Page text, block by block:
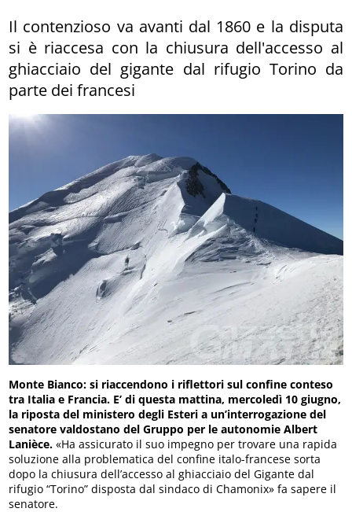
Il contenzioso va avanti dal 1860 e la disputa
si è riaccesa con la chiusura dell'accesso al
ghiacciaio del gigante dal rifugio Torino da
parte dei francesi
Monte Bianco: si riaccendono i riflettori sul confine conteso
tra Italia e Francia. E’ di questa mattina, mercoledì 10 giugno,
la riposta del ministero degli Esteri a un’interrogazione del
senatore valdostano del Gruppo per le autonomie Albert
Lanièce. «Ha assicurato il suo impegno per trovare una rapida
soluzione alla problematica del confine italo-francese sorta
dopo la chiusura dell’accesso al ghiacciaio del Gigante dal
rifugio “Torino” disposta dal sindaco di Chamonix» fa sapere il
senatore.